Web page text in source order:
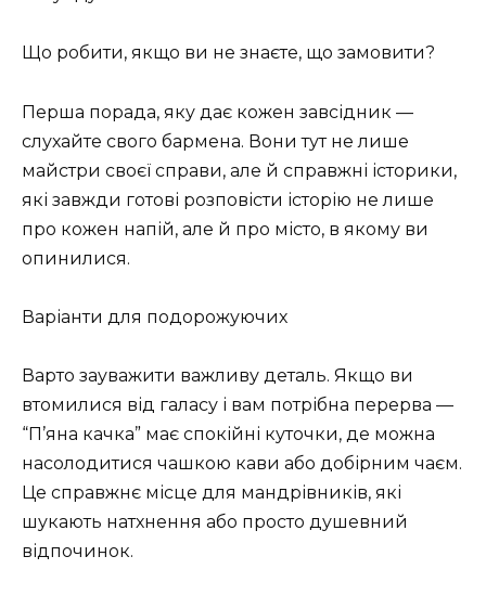
Що робити, якщо ви не знаєте, що замовити?
Перша порада, яку дає кожен завсідник —
слухайте свого бармена. Вони тут не лише
майстри своєї справи, але й справжні історики,
які завжди готові розповісти історію не лише
про кожен напій, але й про місто, в якому ви
опинилися.
Варіанти для подорожуючих
Варто зауважити важливу деталь. Якщо ви
втомилися від галасу і вам потрібна перерва —
“П’яна качка” має спокійні куточки, де можна
насолодитися чашкою кави або добірним чаєм.
Це справжнє місце для мандрівників, які
шукають натхнення або просто душевний
відпочинок.